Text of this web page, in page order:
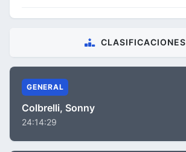
CLASIFICACIONES
GENERAL
Colbrelli, Sonny
24:14:29